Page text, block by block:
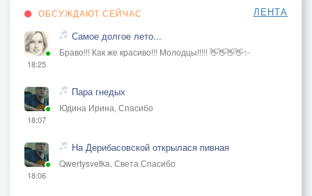
ОБСУЖДАЮТ СЕЙЧАС ЛЕНТА
18:25
Самое долгое лето...
Браво!!! Как же красиво!!! Молодцы!!!!! 👋👋👋👋✨
18:07
Пара гнедых
Юдина Ирина, Спасибо
18:06
На Дерибасовской открылася пивная
Qwertysvetka, Света Спасибо